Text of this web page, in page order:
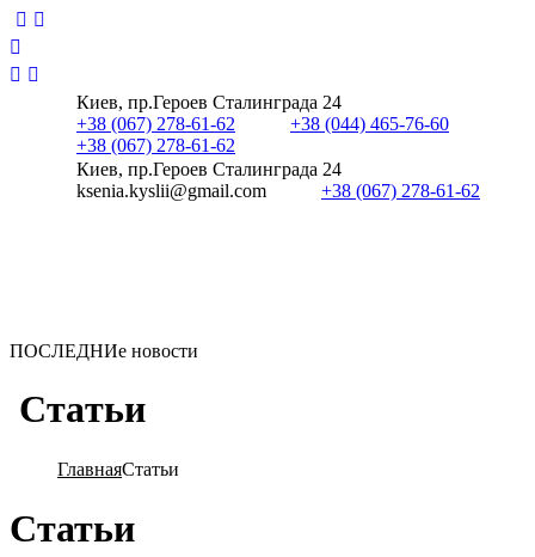
Киев, пр.Героев Сталинграда 24
+38 (067) 278-61-62
+38 (044) 465-76-60
+38 (067) 278-61-62
Киев, пр.Героев Сталинграда 24
ksenia.kyslii@gmail.com
+38 (067) 278-61-62
ПОСЛЕДНИе новости
Статьи
ГлавнаяСтатьи
Статьи